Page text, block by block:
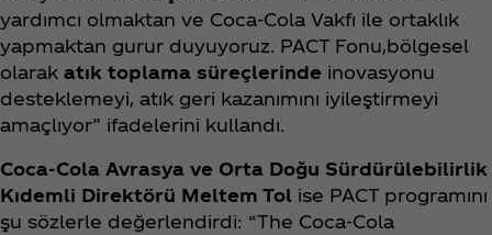
yardımcı olmaktan ve Coca‑Cola Vakfı ile ortaklık
yapmaktan gurur duyuyoruz. PACT Fonu,bölgesel
olarak atık toplama süreçlerinde inovasyonu
desteklemeyi, atık geri kazanımını iyileştirmeyi
amaçlıyor” ifadelerini kullandı.
Coca‑Cola Avrasya ve Orta Doğu Sürdürülebilirlik
Kıdemli Direktörü Meltem Tol ise PACT programını
şu sözlerle değerlendirdi: “The Coca‑Cola